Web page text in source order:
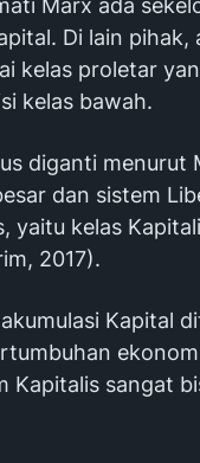
Marx ada
Di lain pihak,
kelas proletar
kelas bawah.
diganti menurut
dan sistem
yaitu kelas
2017).
Kapital
Kapitalis sangat